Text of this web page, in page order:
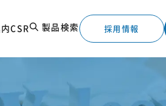
CSR 製品検索 採用情報